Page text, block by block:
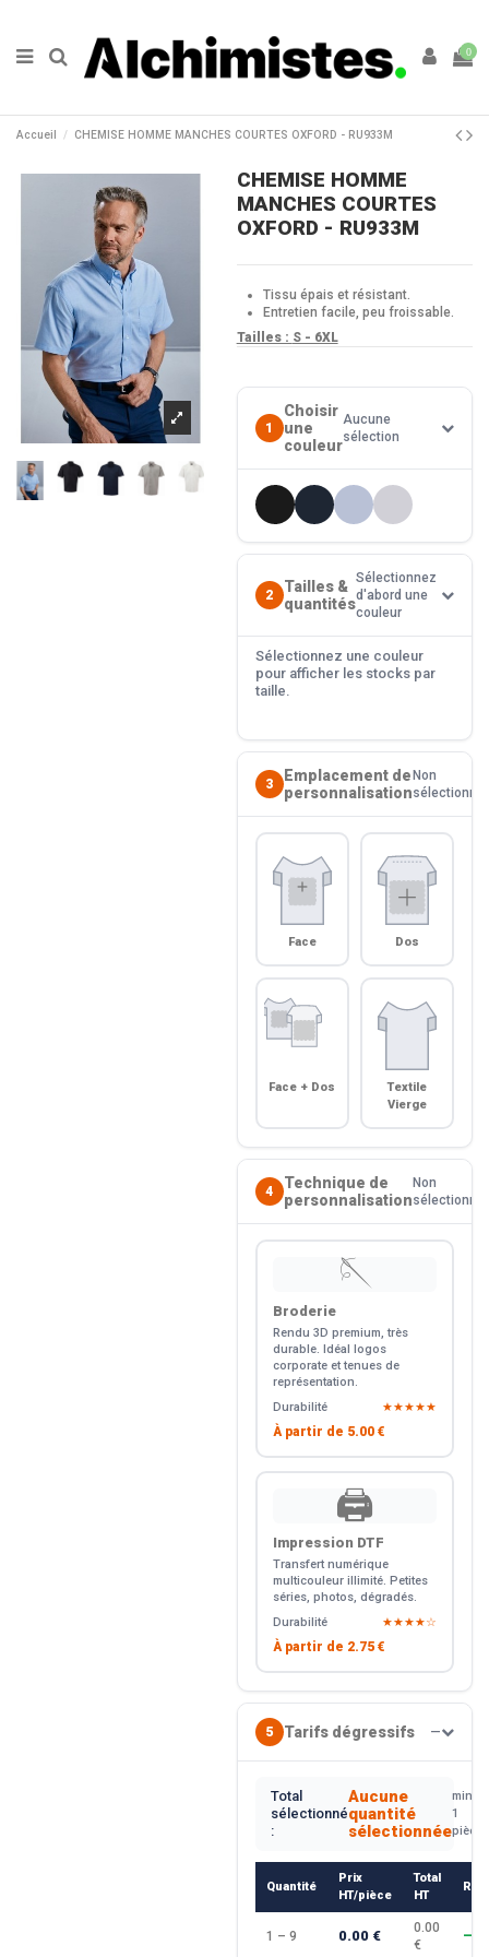
0
Accueil CHEMISE HOMME MANCHES COURTES OXFORD - RU933M
CHEMISE HOMME
MANCHES COURTES
OXFORD - RU933M
Tissu épais et résistant.
Entretien facile, peu froissable.
Tailles : S - 6XL
1
Choisir
une
couleur
Aucune
sélection
2
Tailles &
quantités
Sélectionnez
d'abord une
couleur
Sélectionnez une couleur
pour afficher les stocks par
taille.
3
Emplacement de
personnalisation
Non
sélectionné
Face Dos
Face + Dos
Textile
Vierge
4
Technique de
personnalisation
Non
sélectionné
🪡
Broderie
Rendu 3D premium, très
durable. Idéal logos
corporate et tenues de
représentation.
Durabilité
★★★★★
À partir de 5.00 €
🖨️
Impression DTF
Transfert numérique
multicouleur illimité. Petites
séries, photos, dégradés.
Durabilité
★★★★☆
À partir de 2.75 €
5 Tarifs dégressifs —
Total
sélectionné
:
Aucune
quantité
sélectionnée
min.
1
pièce
Quantité
Prix
HT/pièce
Total
HT
1 – 9 0.00 €
0.00
€
—